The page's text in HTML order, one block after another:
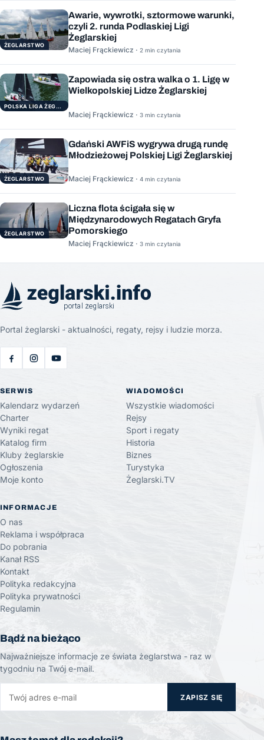
ŻEGLARSTWO
Awarie, wywrotki, sztormowe warunki,
czyli 2. runda Podlaskiej Ligi
Żeglarskiej
Maciej Frąckiewicz · 2 min czytania
POLSKA LIGA ŻEGLARSKA
Zapowiada się ostra walka o 1. Ligę w
Wielkopolskiej Lidze Żeglarskiej
Maciej Frąckiewicz · 3 min czytania
ŻEGLARSTWO
Gdański AWFiS wygrywa drugą rundę
Młodzieżowej Polskiej Ligi Żeglarskiej
Maciej Frąckiewicz · 4 min czytania
ŻEGLARSTWO
Liczna flota ścigała się w
Międzynarodowych Regatach Gryfa
Pomorskiego
Maciej Frąckiewicz · 3 min czytania
Portal żeglarski - aktualności, regaty, rejsy i ludzie morza.
SERWIS
Kalendarz wydarzeń
Charter
Wyniki regat
Katalog firm
Kluby żeglarskie
Ogłoszenia
Moje konto
WIADOMOŚCI
Wszystkie wiadomości
Rejsy
Sport i regaty
Historia
Biznes
Turystyka
Żeglarski.TV
INFORMACJE
O nas
Reklama i współpraca
Do pobrania
Kanał RSS
Kontakt
Polityka redakcyjna
Polityka prywatności
Regulamin
Bądź na bieżąco
Najważniejsze informacje ze świata żeglarstwa - raz w
tygodniu na Twój e-mail.
ZAPISZ SIĘ